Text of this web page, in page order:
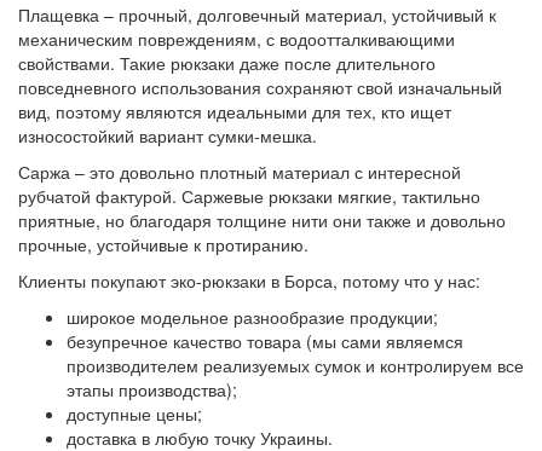
Плащевка – прочный, долговечный материал, устойчивый к
механическим повреждениям, с водоотталкивающими
свойствами. Такие рюкзаки даже после длительного
повседневного использования сохраняют свой изначальный
вид, поэтому являются идеальными для тех, кто ищет
износостойкий вариант сумки-мешка.
Саржа – это довольно плотный материал с интересной
рубчатой фактурой. Саржевые рюкзаки мягкие, тактильно
приятные, но благодаря толщине нити они также и довольно
прочные, устойчивые к протиранию.
Клиенты покупают эко-рюкзаки в Борса, потому что у нас:
широкое модельное разнообразие продукции;
безупречное качество товара (мы сами являемся
производителем реализуемых сумок и контролируем все
этапы производства);
доступные цены;
доставка в любую точку Украины.